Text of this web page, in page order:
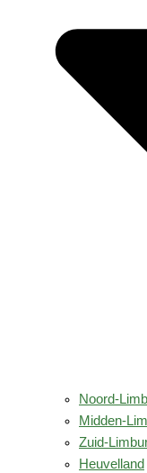
Noord-
Midden-
Zuid-
Heuvelland